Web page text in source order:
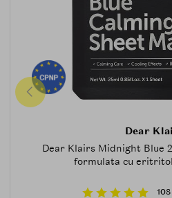
Dear
Dear Klairs Midnight Blue
formulata cu